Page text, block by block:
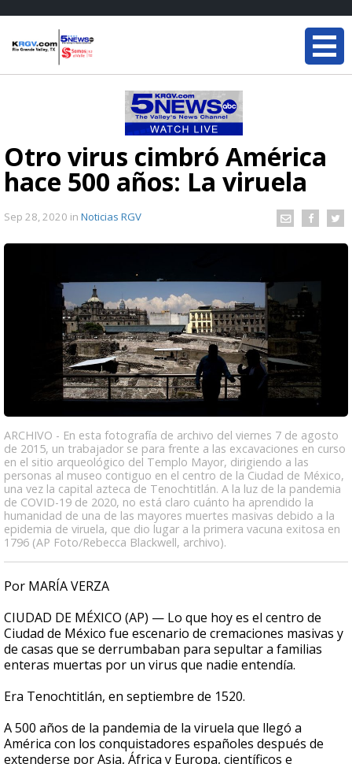
Otro virus cimbró América
hace 500 años: La viruela
Sep 28, 2020 in Noticias RGV
ARCHIVO - En esta fotografía de archivo del viernes 7 de agosto
de 2015, un trabajador se para frente a las excavaciones en curso
en el sitio arqueológico del Templo Mayor, dirigiendo a las
personas al museo contiguo en el centro de la Ciudad de México,
una vez la capital azteca de Tenochtitlán. A la luz de la pandemia
de COVID-19 de 2020, no está claro cuánto ha aprendido la
humanidad de una de las mayores muertes masivas debido a la
epidemia de viruela, que dio lugar a la primera vacuna exitosa en
1796 (AP Foto/Rebecca Blackwell, archivo).
Por MARÍA VERZA
CIUDAD DE MÉXICO (AP) — Lo que hoy es el centro de
Ciudad de México fue escenario de cremaciones masivas y
de casas que se derrumbaban para sepultar a familias
enteras muertas por un virus que nadie entendía.
Era Tenochtitlán, en septiembre de 1520.
A 500 años de la pandemia de la viruela que llegó a
América con los conquistadores españoles después de
extenderse por Asia, África y Europa, científicos e